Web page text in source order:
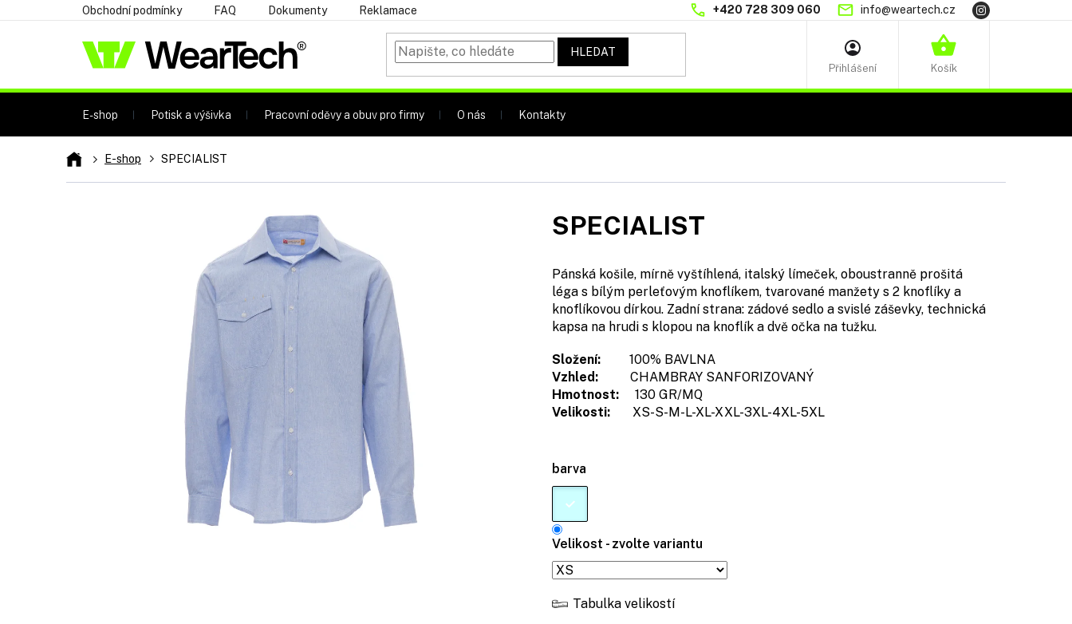
na
+420 728 309 060 info@weartech.cz
Obchodní podmínky FAQ Dokumenty Reklamace
HLEDAT
NÁKUPNÍ
E-shop Potisk a výšivka Pracovní oděvy a obuv pro firmy O nás Kontakty
DomůE-shop SPECIALIST
barva
Velikost - zvolte variantu
Tabulka velikostí
Pánská košile, mírně vyštíhlená, italský límeček, oboustranně prošitá
léga s bílým perleťovým knoflíkem, tvarované manžety s 2 knoflíky a
knoflíkovou dírkou. Zadní strana: zádové sedlo a svislé záševky, technická
kapsa na hrudi s klopou na knoflík a dvě očka na tužku.
Složení:
100% BAVLNA
Vzhled:
CHAMBRAY SANFORIZOVANÝ
Hmotnost:
130 GR/MQ
Velikosti:
XS-S-M-L-XL-XXL-3XL-4XL-5XL
SPECIALIST